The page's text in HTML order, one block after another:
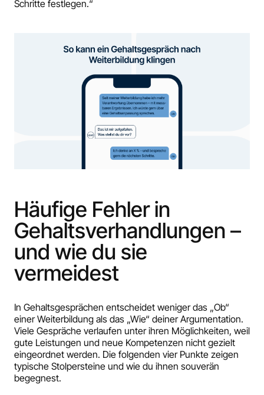
Schritte festlegen.“
Häufige Fehler in
Gehaltsverhandlungen –
und wie du sie
vermeidest
In Gehaltsgesprächen entscheidet weniger das „Ob“
einer Weiterbildung als das „Wie“ deiner Argumentation.
Viele Gespräche verlaufen unter ihren Möglichkeiten, weil
gute Leistungen und neue Kompetenzen nicht gezielt
eingeordnet werden. Die folgenden vier Punkte zeigen
typische Stolpersteine und wie du ihnen souverän
begegnest.